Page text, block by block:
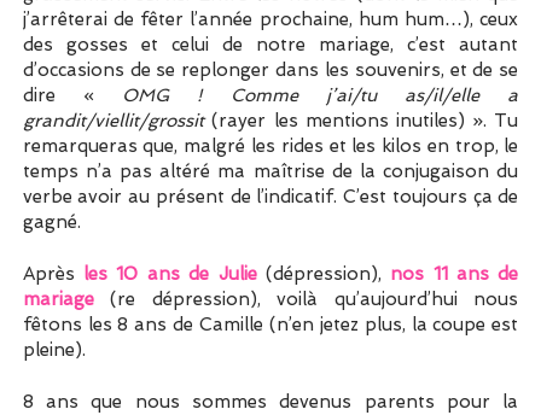
j’arrêterai de fêter l’année prochaine, hum hum…), ceux
des gosses et celui de notre mariage, c’est autant
d’occasions de se replonger dans les souvenirs, et de se
dire «
OMG ! Comme j’ai/tu as/il/elle a
grandit/viellit/grossit(rayer les mentions inutiles) ». Tu
remarqueras que, malgré les rides et les kilos en trop, le
temps n’a pas altéré ma maîtrise de la conjugaison du
verbe avoir au présent de l’indicatif. C’est toujours ça de
gagné.
Après les 10 ans de Julie(dépression), nos 11 ans de
mariage(re dépression), voilà qu’aujourd’hui nous
fêtons les 8 ans de Camille (n’en jetez plus, la coupe est
pleine).
8 ans que nous sommes devenus parents pour la